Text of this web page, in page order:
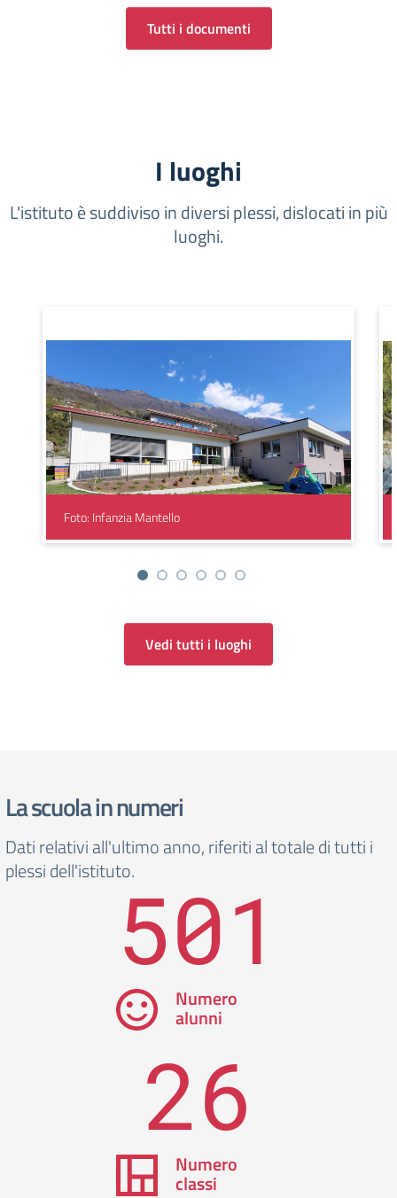
Tutti i documenti
I luoghi
L'istituto è suddiviso in diversi plessi, dislocati in più
luoghi.
Foto: Infanzia Mantello
Vedi tutti i luoghi
La scuola in numeri
Dati relativi all'ultimo anno, riferiti al totale di tutti i
plessi dell'istituto.501
Numero
alunni
26
Numero
classi